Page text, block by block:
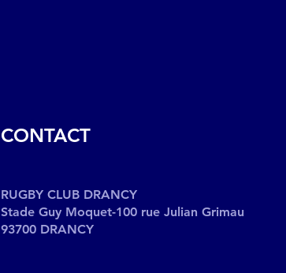
CONTACT
RUGBY CLUB DRANCY
Stade Guy Moquet-100 rue Julian Grimau
93700 DRANCY